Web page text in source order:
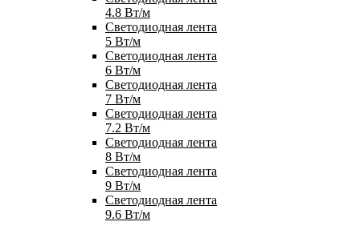
4.8 Вт/м
Светодиодная лента
5 Вт/м
Светодиодная лента
6 Вт/м
Светодиодная лента
7 Вт/м
Светодиодная лента
7.2 Вт/м
Светодиодная лента
8 Вт/м
Светодиодная лента
9 Вт/м
Светодиодная лента
9.6 Вт/м